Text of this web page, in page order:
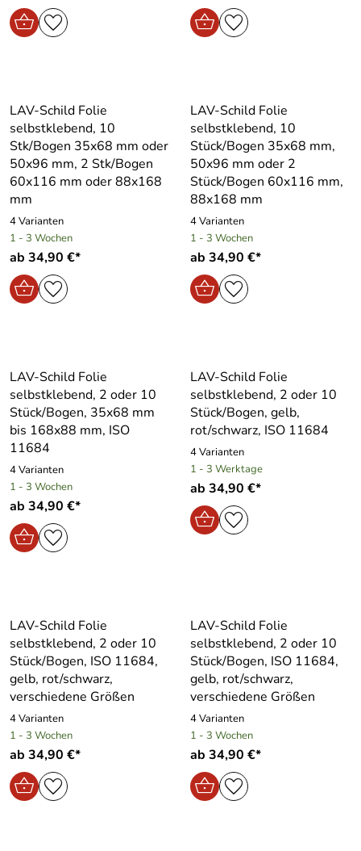
LAV-Schild Folie
selbstklebend, 10
Stk/Bogen 35x68 mm oder
50x96 mm, 2 Stk/Bogen
60x116 mm oder 88x168
mm
4 Varianten
1 - 3 Wochen
ab 34,90 €*
LAV-Schild Folie
selbstklebend, 10
Stück/Bogen 35x68 mm,
50x96 mm oder 2
Stück/Bogen 60x116 mm,
88x168 mm
4 Varianten
1 - 3 Wochen
ab 34,90 €*
LAV-Schild Folie
selbstklebend, 2 oder 10
Stück/Bogen, 35x68 mm
bis 168x88 mm, ISO
11684
4 Varianten
1 - 3 Wochen
ab 34,90 €*
LAV-Schild Folie
selbstklebend, 2 oder 10
Stück/Bogen, gelb,
rot/schwarz, ISO 11684
4 Varianten
1 - 3 Werktage
ab 34,90 €*
LAV-Schild Folie
selbstklebend, 2 oder 10
Stück/Bogen, ISO 11684,
gelb, rot/schwarz,
verschiedene Größen
4 Varianten
1 - 3 Wochen
ab 34,90 €*
LAV-Schild Folie
selbstklebend, 2 oder 10
Stück/Bogen, ISO 11684,
gelb, rot/schwarz,
verschiedene Größen
4 Varianten
1 - 3 Wochen
ab 34,90 €*